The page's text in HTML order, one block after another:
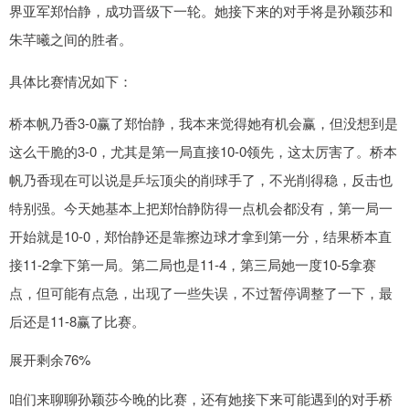
界亚军郑怡静，成功晋级下一轮。她接下来的对手将是孙颖莎和
朱芊曦之间的胜者。
具体比赛情况如下：
桥本帆乃香3-0赢了郑怡静，我本来觉得她有机会赢，但没想到是
这么干脆的3-0，尤其是第一局直接10-0领先，这太厉害了。桥本
帆乃香现在可以说是乒坛顶尖的削球手了，不光削得稳，反击也
特别强。今天她基本上把郑怡静防得一点机会都没有，第一局一
开始就是10-0，郑怡静还是靠擦边球才拿到第一分，结果桥本直
接11-2拿下第一局。第二局也是11-4，第三局她一度10-5拿赛
点，但可能有点急，出现了一些失误，不过暂停调整了一下，最
后还是11-8赢了比赛。
展开剩余76%
咱们来聊聊孙颖莎今晚的比赛，还有她接下来可能遇到的对手桥